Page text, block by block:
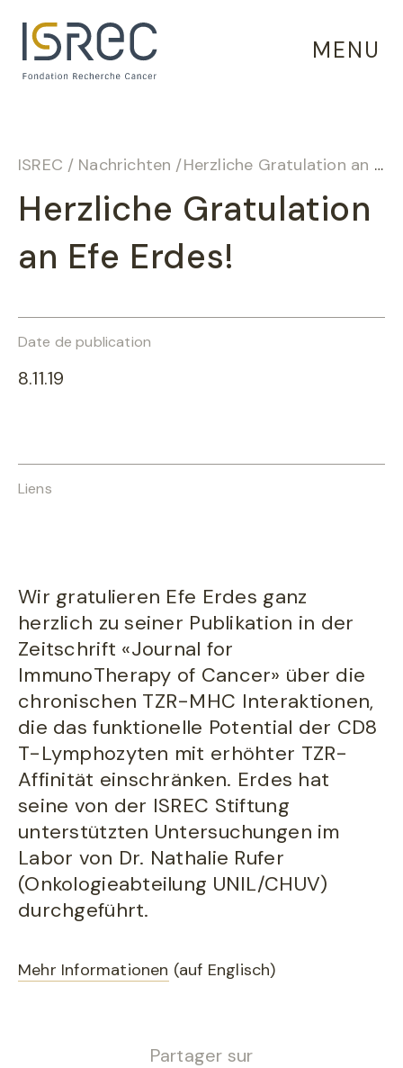
MENU
ISREC / Nachrichten /Herzliche Gratulation an Efe Erdes!
Herzliche Gratulation
an Efe Erdes!
Date de publication
8.11.19
Liens
Wir gratulieren Efe Erdes ganz
herzlich zu seiner Publikation in der
Zeitschrift «Journal for
ImmunoTherapy of Cancer» über die
chronischen TZR-MHC Interaktionen,
die das funktionelle Potential der CD8
T-Lymphozyten mit erhöhter TZR-
Affinität einschränken. Erdes hat
seine von der ISREC Stiftung
unterstützten Untersuchungen im
Labor von Dr. Nathalie Rufer
(Onkologieabteilung UNIL/CHUV)
durchgeführt.
Mehr Informationen (auf Englisch)
Partager sur